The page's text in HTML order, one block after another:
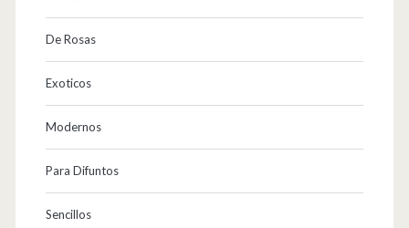
De Rosas
Exoticos
Modernos
Para Difuntos
Sencillos